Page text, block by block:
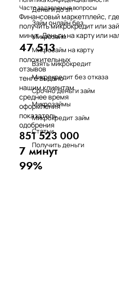
Деньги до зп
Займ онлайн без
Микрозайм
Микрозайм на карту
Взять микрокредит
Микрокредит без отказа
Срочно деньги займ
Микрозаймы
Микрокредит займ
Статьи
Получить деньги
Часто задаваемые вопросы
Финансовый маркетплейс,
получить микрокредит или
минут. Деньги на карту или
47 513
положительных
отзывов
тенге выдано
нашим клиентам
среднее время
оформления
показатель
одобрения
851 523 000
7 минут
99%